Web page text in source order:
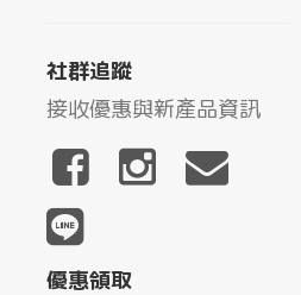
社群追蹤
接收優惠與新產品資訊
優惠領取